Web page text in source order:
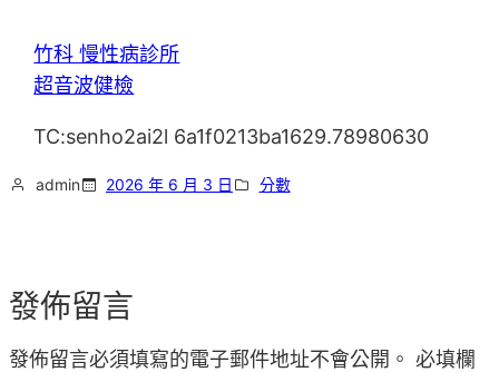
竹科 慢性病診所
超音波健檢
TC:senho2ai2l 6a1f0213ba1629.78980630
admin 2026 年 6 月 3 日 分數
發佈留言
發佈留言必須填寫的電子郵件地址不會公開。 必填欄